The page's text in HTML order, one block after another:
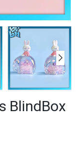
BlindBox